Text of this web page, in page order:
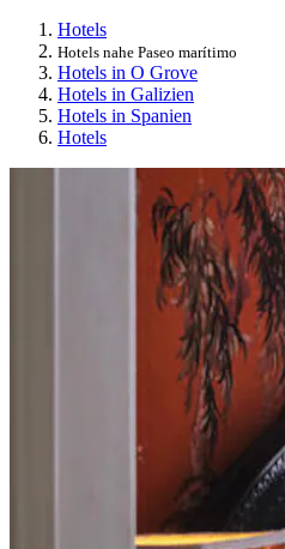
Hotels
Hotels nahe Paseo marítimo
Hotels in O Grove
Hotels in Galizien
Hotels in Spanien
Hotels